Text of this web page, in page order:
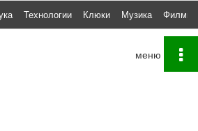
Технологии Клюки Музика Филми